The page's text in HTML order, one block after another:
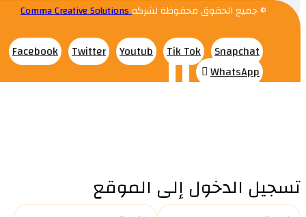
© جميع الحقوق محفوظة لشركهComma Creative Solutions
Facebook Twitter Youtub Tik Tok
Snapchat
WhatsApp
تسجيل الدخول إلى الموقع